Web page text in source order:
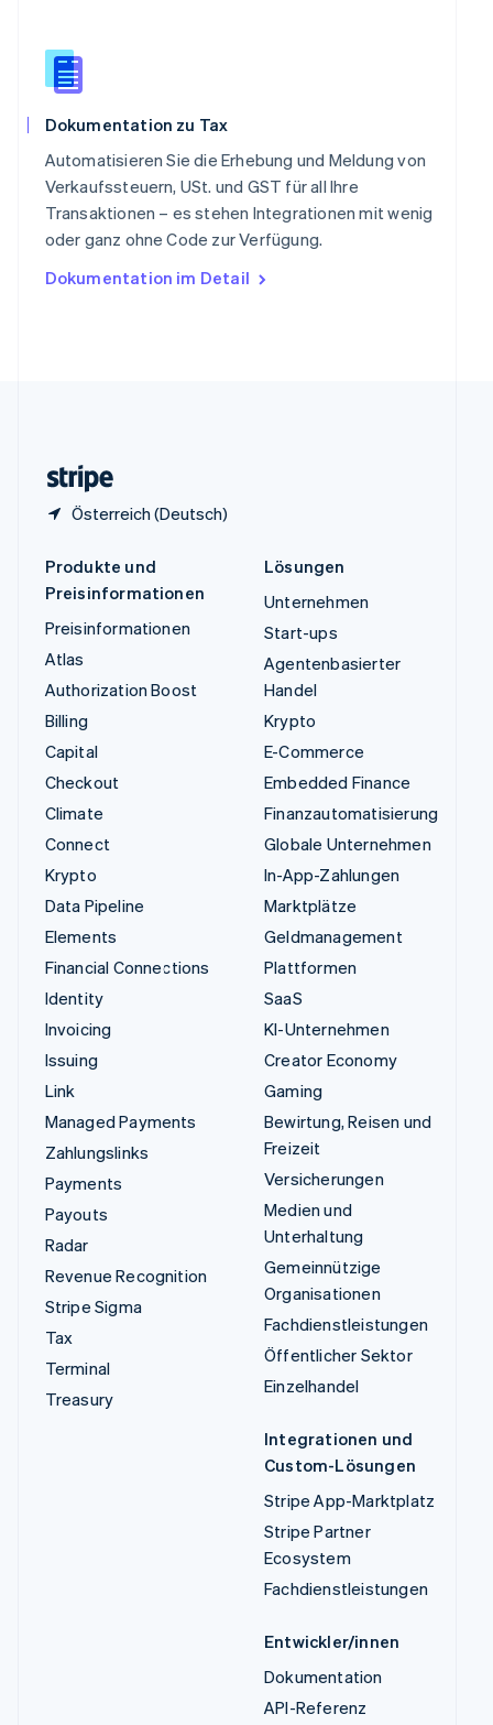
Dokumentation zu Tax
Automatisieren Sie die Erhebung und Meldung von
Verkaufssteuern, USt. und GST für all Ihre
Transaktionen – es stehen Integrationen mit wenig
oder ganz ohne Code zur Verfügung.
Dokumentation im Detail
Österreich (Deutsch)
Sonderverwaltungsregion Hongkong,
China
Spanien
EspañolEnglish
ไทยEnglish
Tschechische Republik
English
English
Produkte und
Preisinformationen
Preisinformationen
Atlas
Authorization Boost
Billing
Capital
Checkout
Climate
Connect
Krypto
Data Pipeline
Elements
Financial Connections
Identity
Invoicing
Issuing
Link
Managed Payments
Zahlungslinks
Payments
Payouts
Radar
Revenue Recognition
Stripe Sigma
Tax
Terminal
Treasury
Lösungen
Unternehmen
Start-ups
Agentenbasierter
Handel
Krypto
E-Commerce
Embedded Finance
Finanzautomatisierung
Globale Unternehmen
In-App-Zahlungen
Marktplätze
Geldmanagement
Plattformen
SaaS
KI-Unternehmen
Creator Economy
Gaming
Bewirtung, Reisen und
Freizeit
Versicherungen
Medien und
Unterhaltung
Gemeinnützige
Organisationen
Fachdienstleistungen
Öffentlicher Sektor
Einzelhandel
Integrationen und
Custom-Lösungen
Stripe App-Marktplatz
Stripe Partner
Ecosystem
Fachdienstleistungen
Entwickler/innen
Dokumentation
API-Referenz